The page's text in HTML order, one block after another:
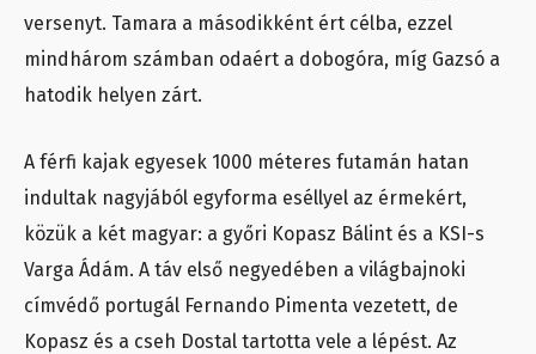
versenyt. Tamara a másodikként ért célba, ezzel
mindhárom számban odaért a dobogóra, míg Gazsó a
hatodik helyen zárt.
A férfi kajak egyesek 1000 méteres futamán hatan
indultak nagyjából egyforma eséllyel az érmekért,
közük a két magyar: a győri Kopasz Bálint és a KSI-s
Varga Ádám. A táv első negyedében a világbajnoki
címvédő portugál Fernando Pimenta vezetett, de
Kopasz és a cseh Dostal tartotta vele a lépést. Az